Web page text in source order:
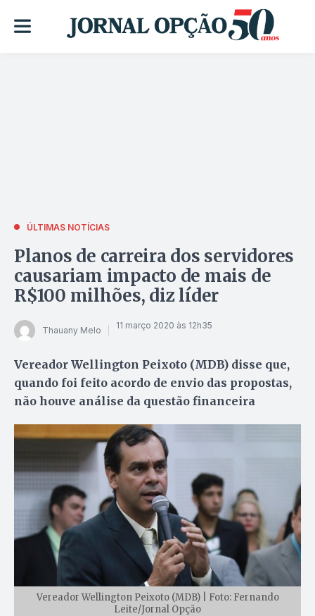
ÚLTIMAS NOTÍCIAS
Planos de carreira dos servidores
causariam impacto de mais de
R$100 milhões, diz líder
Thauany Melo 11 março 2020 às 12h35
Vereador Wellington Peixoto (MDB) disse que,
quando foi feito acordo de envio das propostas,
não houve análise da questão financeira
Vereador Wellington Peixoto (MDB) | Foto: Fernando
Leite/Jornal Opção